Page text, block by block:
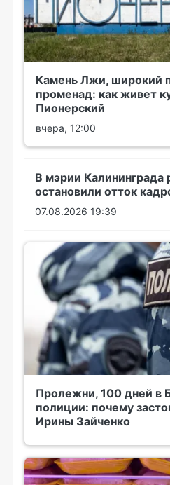
Камень Лжи, широкий
променад: как живет
Пионерский
вчера, 12:00
В мэрии Калининграда
остановили отток
07.08.2026 19:39
Пролежни, 100 дней в
полиции: почему
Ирины Зайченко